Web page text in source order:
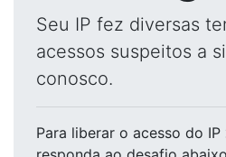
Seu IP fez diversas
acessos suspeitos a
conosco.
Para liberar o acesso do IP